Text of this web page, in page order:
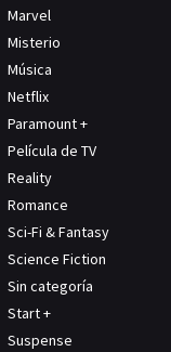
Marvel
Misterio
Música
Netflix
Paramount +
Película de TV
Reality
Romance
Sci-Fi & Fantasy
Science Fiction
Sin categoría
Start +
Suspense